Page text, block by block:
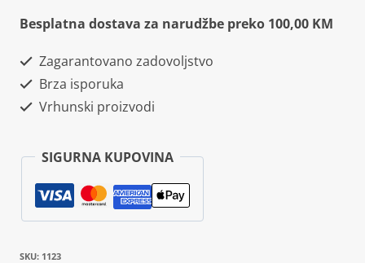
Extra
60
kapsula
Besplatna dostava za narudžbe preko 100,00 KM
Zagarantovano zadovoljstvo
Brza isporuka
Vrhunski proizvodi
SIGURNA KUPOVINA
SKU: 1123